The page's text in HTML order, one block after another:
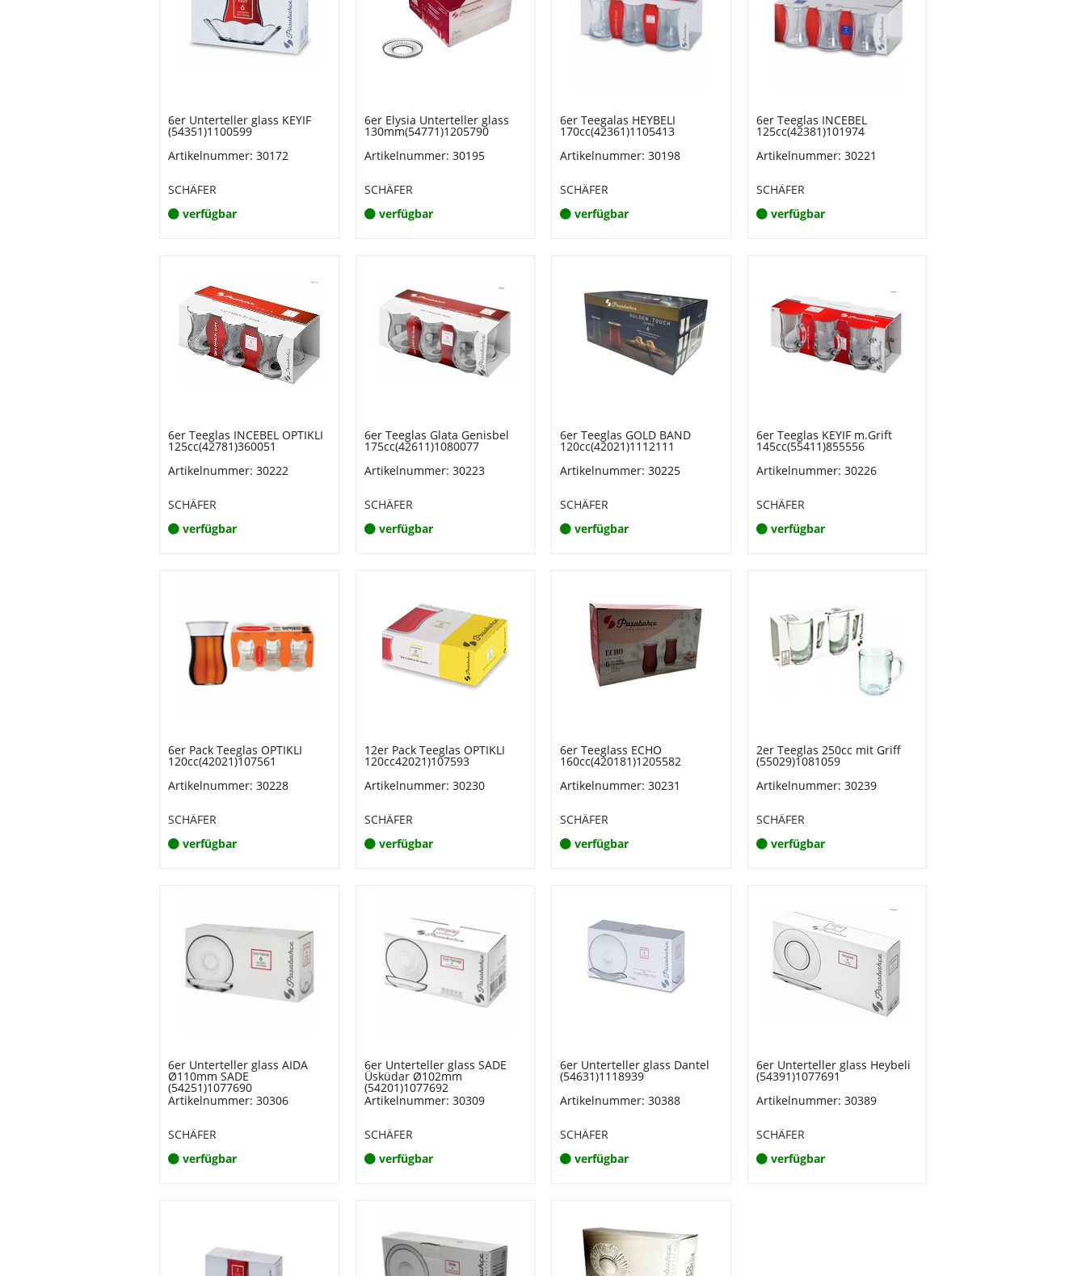
6er Unterteller glass KEYIF
(54351)1100599
Artikelnummer: 30172
SCHÄFER
verfügbar
6er Elysia Unterteller glass
130mm(54771)1205790
Artikelnummer: 30195
SCHÄFER
verfügbar
6er Teegalas HEYBELI
170cc(42361)1105413
Artikelnummer: 30198
SCHÄFER
verfügbar
6er Teeglas INCEBEL
125cc(42381)101974
Artikelnummer: 30221
SCHÄFER
verfügbar
6er Teeglas INCEBEL OPTIKLI
125cc(42781)360051
Artikelnummer: 30222
SCHÄFER
verfügbar
6er Teeglas Glata Genisbel
175cc(42611)1080077
Artikelnummer: 30223
SCHÄFER
verfügbar
6er Teeglas GOLD BAND
120cc(42021)1112111
Artikelnummer: 30225
SCHÄFER
verfügbar
6er Teeglas KEYIF m.Grift
145cc(55411)855556
Artikelnummer: 30226
SCHÄFER
verfügbar
6er Pack Teeglas OPTIKLI
120cc(42021)107561
Artikelnummer: 30228
SCHÄFER
verfügbar
12er Pack Teeglas OPTIKLI
120cc42021)107593
Artikelnummer: 30230
SCHÄFER
verfügbar
6er Teeglass ECHO
160cc(420181)1205582
Artikelnummer: 30231
SCHÄFER
verfügbar
2er Teeglas 250cc mit Griff
(55029)1081059
Artikelnummer: 30239
SCHÄFER
verfügbar
6er Unterteller glass AIDA
Ø110mm SADE
(54251)1077690
Artikelnummer: 30306
SCHÄFER
verfügbar
6er Unterteller glass SADE
Üsküdar Ø102mm
(54201)1077692
Artikelnummer: 30309
SCHÄFER
verfügbar
6er Unterteller glass Dantel
(54631)1118939
Artikelnummer: 30388
SCHÄFER
verfügbar
6er Unterteller glass Heybeli
(54391)1077691
Artikelnummer: 30389
SCHÄFER
verfügbar